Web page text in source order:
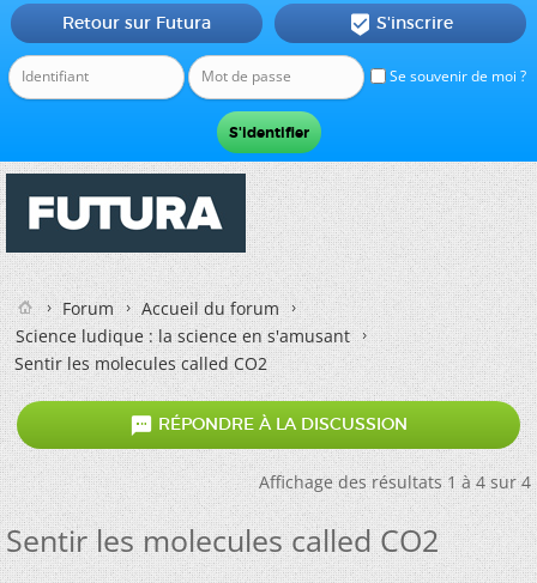
Se souvenir de moi ?
Retour sur Futura  S'inscrire
Forum
Accueil du forum
Science ludique : la science en s'amusant
Sentir les molecules called CO2
 RÉPONDRE À LA DISCUSSION
Affichage des résultats 1 à 4 sur 4
Sentir les molecules called CO2